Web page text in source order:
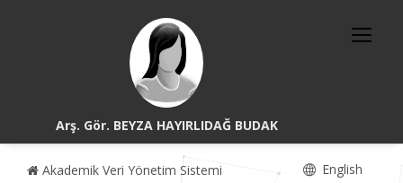
Arş. Gör. BEYZA HAYIRLIDAĞ BUDAK
Akademik Veri Yönetim Sistemi English